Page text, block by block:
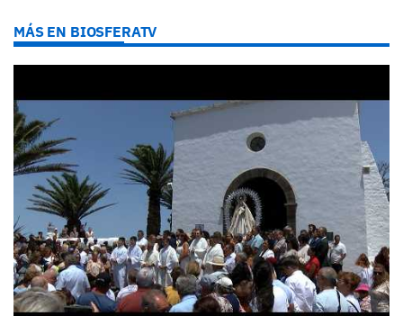
MÁS EN BIOSFERATV